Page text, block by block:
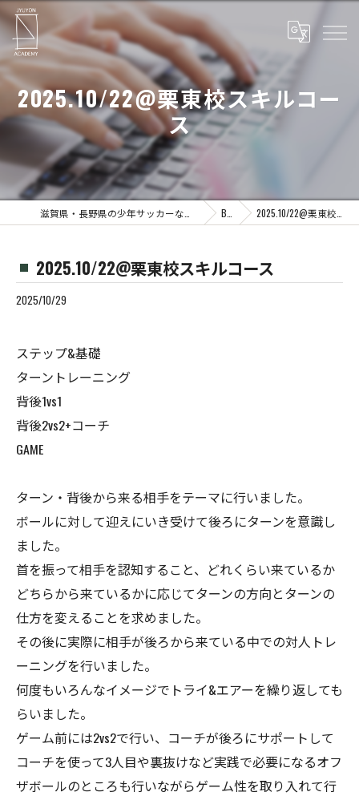
2025.10/22@栗東校スキルコー
ス
Blog 2025.10/22@栗東校スキルコース
2025.10/22@栗東校スキルコース
2025/10/29
ステップ&基礎
ターントレーニング
背後1vs1
背後2vs2+コーチ
GAME
ターン・背後から来る相手をテーマに行いました。
ボールに対して迎えにいき受けて後ろにターンを意識し
ました。
首を振って相手を認知すること、どれくらい来ているか
どちらから来ているかに応じてターンの方向とターンの
仕方を変えることを求めました。
その後に実際に相手が後ろから来ている中での対人トレ
ーニングを行いました。
何度もいろんなイメージでトライ&エアーを繰り返しても
らいました。
ゲーム前には2vs2で行い、コーチが後ろにサポートして
コーチを使って3人目や裏抜けなど実践で必要になるオフ
ザボールのところも行いながらゲーム性を取り入れて行